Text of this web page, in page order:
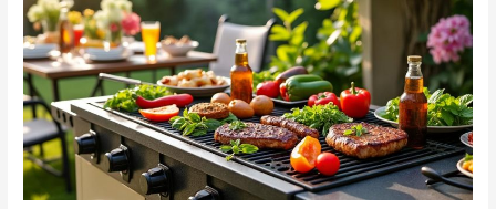
fait
l’unanimité
!